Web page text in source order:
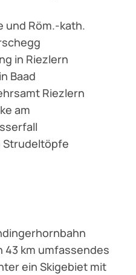
und Röm.-kath.
in Riezlern
Baad
Riezlern
am
Strudeltöpfe
43 km umfassendes
ein Skigebiet mit